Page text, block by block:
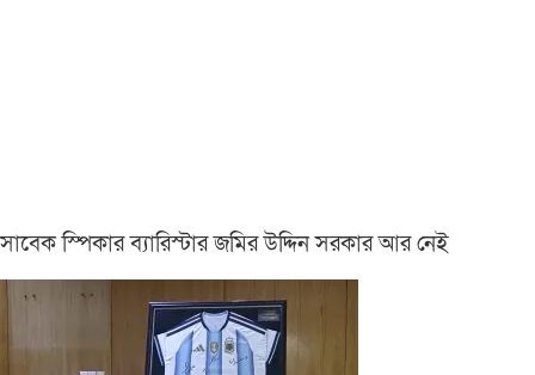
সাবেক স্পিকার ব্যারিস্টার জমির উদ্দিন সরকার আর নেই